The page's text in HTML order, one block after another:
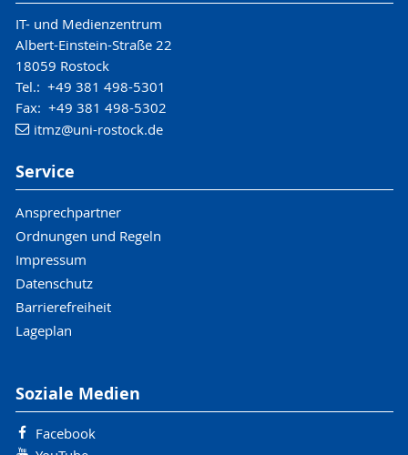
IT- und Medienzentrum
Albert-Einstein-Straße 22
18059 Rostock
Tel.: +49 381 498-5301
Fax: +49 381 498-5302
itmz@uni-rostock.de
Service
Ansprechpartner
Ordnungen und Regeln
Impressum
Datenschutz
Barrierefreiheit
Lageplan
Soziale Medien
Facebook